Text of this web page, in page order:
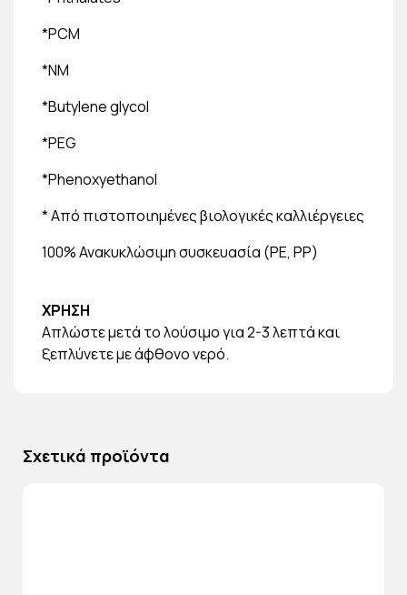
*PCM
*NM
*Butylene glycol
*PEG
*Phenoxyethanol
* Από πιστοποιημένες βιολογικές καλλιέργειες
100% Ανακυκλώσιμη συσκευασία (PE, PP)
ΧΡΗΣΗ
Απλώστε μετά το λούσιμο για 2-3 λεπτά και
ξεπλύνετε με άφθονο νερό.
Σχετικά προϊόντα